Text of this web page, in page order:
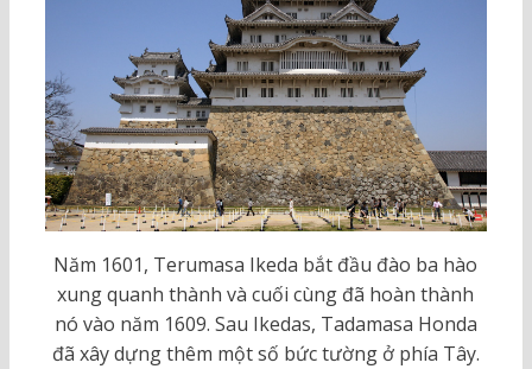
Năm 1601, Terumasa Ikeda bắt đầu đào ba hào
xung quanh thành và cuối cùng đã hoàn thành
nó vào năm 1609. Sau Ikedas, Tadamasa Honda
đã xây dựng thêm một số bức tường ở phía Tây.